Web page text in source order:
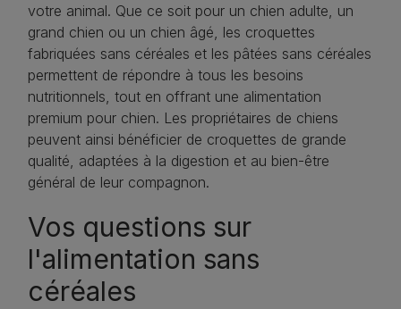
votre animal. Que ce soit pour un chien adulte, un
grand chien ou un chien âgé, les croquettes
fabriquées sans céréales et les pâtées sans céréales
permettent de répondre à tous les besoins
nutritionnels, tout en offrant une alimentation
premium pour chien. Les propriétaires de chiens
peuvent ainsi bénéficier de croquettes de grande
qualité, adaptées à la digestion et au bien-être
général de leur compagnon.
Vos questions sur
l'alimentation sans
céréales